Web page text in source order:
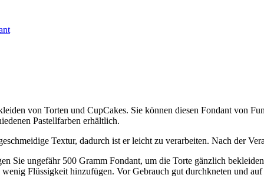
von Torten und CupCakes. Sie können diesen Fondant von
Pastellfarben erhältlich.
Textur, dadurch ist er leicht zu verarbeiten. Nach der
Sie ungefähr 500 Gramm Fondant, um die Torte gänzlich
Flüssigkeit hinzufügen. Vor Gebrauch gut durchkneten und